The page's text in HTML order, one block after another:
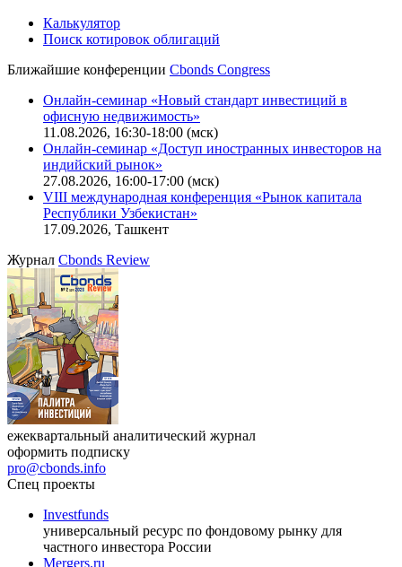
IT-аккредитация
Поиск котировок облигаций
Ближайшие конференцииCbonds Congress
Онлайн-семинар «Новый стандарт инвестиций в
офисную недвижимость»
11.08.2026, 16:30-18:00 (мск)
Онлайн-семинар «Доступ иностранных инвесторов на
индийский рынок»
VIII международная конференция «Рынок капитала
Республики Узбекистан»
17.09.2026, Ташкент
ЖурналCbonds Review
ежеквартальный аналитический журнал
оформить подписку
pro@cbonds.info
Спец проекты